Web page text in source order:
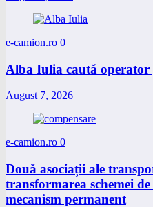
e-camion.ro 0
Alba Iulia caută
August 7, 2026
e-camion.ro 0
Două asociații ale
transformarea schemei
mecanism permanent